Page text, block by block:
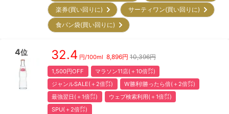
楽券(買い回りに)
サーティワン(買い回りに)
食パン袋(買い回りに)
4位 32.4 円/100ml 8,896円 10,396円
1,500円OFF
マラソン11店(＋10倍㌽)
ジャンルSALE(＋2倍㌽)
W勝利!勝ったら倍(＋2倍㌽)
最強翌日(＋1倍㌽)
ウェブ検索利用(＋1倍㌽)
SPU(＋2倍㌽)